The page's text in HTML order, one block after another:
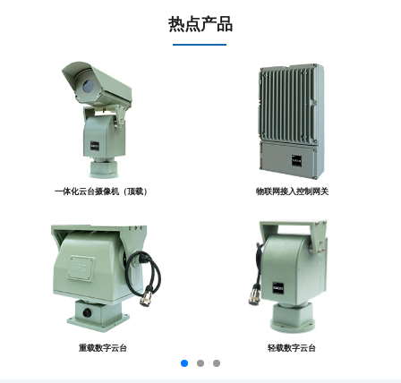
热点产品
一体化云台摄像机（顶载） 物联网接入控制网关
重载数字云台 轻载数字云台